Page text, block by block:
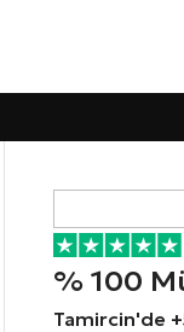
% 100
Tamircin'de